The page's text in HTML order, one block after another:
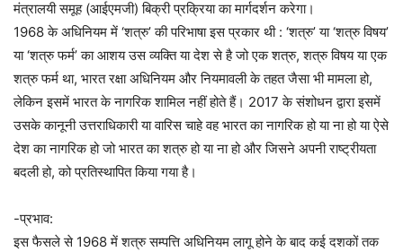
मंत्रालयी समूह (आईएमजी) बिक्री प्रक्रिया का मार्गदर्शन करेगा।
1968 के अधिनियम में ‘शत्रु’ की परिभाषा इस प्रकार थी : ‘शत्रु’ या ‘शत्रु विषय’
या ‘शत्रु फर्म’ का आशय उस व्यक्ति या देश से है जो एक शत्रु, शत्रु विषय या एक
शत्रु फर्म था, भारत रक्षा अधिनियम और नियमावली के तहत जैसा भी मामला हो,
लेकिन इसमें भारत के नागरिक शामिल नहीं होते हैं। 2017 के संशोधन द्वारा इसमें
उसके कानूनी उत्तराधिकारी या वारिस चाहे वह भारत का नागरिक हो या ना हो या ऐसे
देश का नागरिक हो जो भारत का शत्रु हो या ना हो और जिसने अपनी राष्ट्रीयता
बदली हो, को प्रतिस्थापित किया गया है।
-प्रभाव:
इस फैसले से 1968 में शत्रु सम्‍पत्ति अधिनियम लागू होने के बाद कई दशकों तक